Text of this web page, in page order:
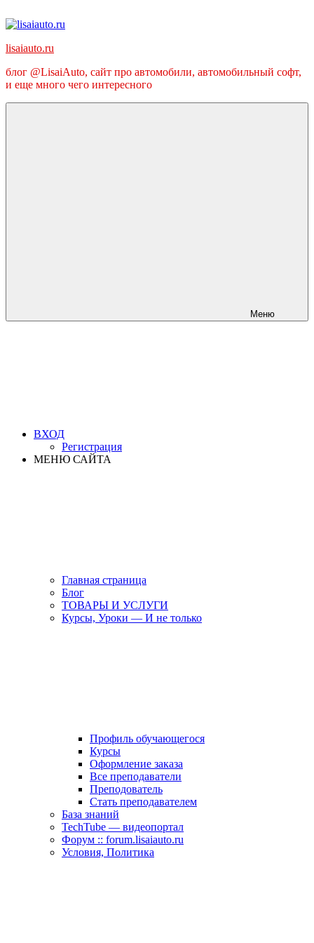
к
lisaiauto.ru
блог @LisaiAuto, сайт про автомобили, автомобильный софт,
и еще много чего интересного
Меню
ВХОД
Регистрация
МЕНЮ САЙТА
Главная страница
Блог
ТОВАРЫ И УСЛУГИ
Курсы, Уроки — И не только
Профиль обучающегося
Курсы
Оформление заказа
Все преподаватели
Преподователь
Стать преподавателем
База знаний
TechTube — видеопортал
Форум :: forum.lisaiauto.ru
Условия, Политика